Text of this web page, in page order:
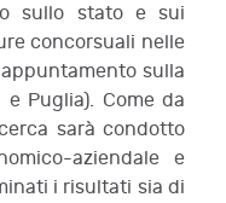
sullo stato e sui
concorsuali nelle
sulla
Puglia). Come da
sarà condotto
aziendale e
i risultati sia di